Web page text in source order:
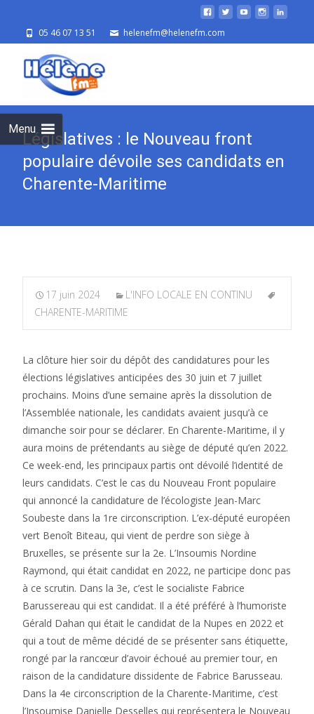
05 46 07 13 51 helenefm@helenefm.com
Menu
Législatives : le Nouveau front
populaire dévoile ses candidats en
Charente-Maritime
17 juin 2024
L'INFO LOCALE EN CONTINU
CHARENTE-MARITIME
La clôture hier soir du dépôt des candidatures pour les
élections législatives anticipées des 30 juin et 7 juillet
prochains. Moins d’une semaine après la dissolution de
l’Assemblée nationale, les candidats avaient jusqu’à ce
dimanche soir pour se déclarer. En Charente-Maritime, il y
aura moins de prétendants au siège de député qu’en 2022.
Ce week-end, les principaux partis ont dévoilé l’identité de
leurs candidats. C’est le cas du Nouveau Front populaire
qui annoncé la candidature de l’écologiste Jean-Marc
Soubeste dans la 1re circonscription. L’ex-député européen
vert Benoît Biteau, qui vient de perdre son siège à
Bruxelles, se présente sur la 2e. L’Insoumis Nordine
Raymond, qui était candidat en 2022, ne participe donc pas
à ce scrutin. Dans la 3e, c’est le socialiste Fabrice
Barussereau qui est candidat. Il a été préféré à l’humoriste
Gérald Dahan qui était le candidat de la Nupes en 2022 et
qui a tout de même décidé de se présenter sans étiquette,
rongé par la rancœur d’avoir échoué au premier tour, en
raison de la candidature dissidente de Fabrice Barusseau.
Dans la 4e circonscription de la Charente-Maritime, c’est
l’Insoumise Danielle Desselles qui représentera le Nouveau